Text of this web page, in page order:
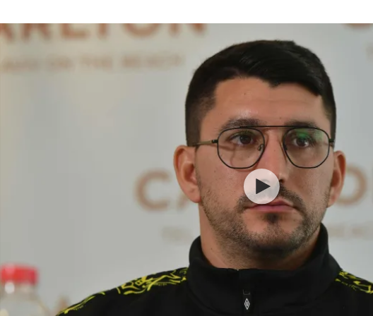
הפועל תל אביב
הפועל חיפה
הפועל באר שבע
מכבי נתניה
בני יהודה
ליגה סינית
ליגות נוספות